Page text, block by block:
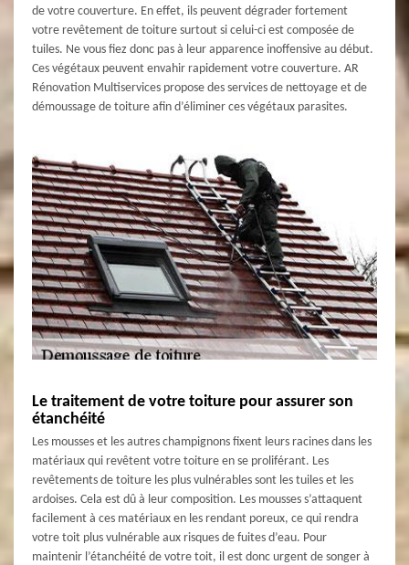
de votre couverture. En effet, ils peuvent dégrader fortement
votre revêtement de toiture surtout si celui-ci est composée de
tuiles. Ne vous fiez donc pas à leur apparence inoffensive au début.
Ces végétaux peuvent envahir rapidement votre couverture. AR
Rénovation Multiservices propose des services de nettoyage et de
démoussage de toiture afin d’éliminer ces végétaux parasites.
Le traitement de votre toiture pour assurer son
étanchéité
Les mousses et les autres champignons fixent leurs racines dans les
matériaux qui revêtent votre toiture en se proliférant. Les
revêtements de toiture les plus vulnérables sont les tuiles et les
ardoises. Cela est dû à leur composition. Les mousses s’attaquent
facilement à ces matériaux en les rendant poreux, ce qui rendra
votre toit plus vulnérable aux risques de fuites d’eau. Pour
maintenir l’étanchéité de votre toit, il est donc urgent de songer à